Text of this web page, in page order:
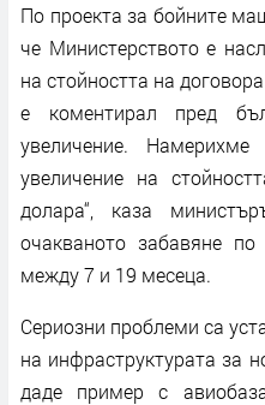
По проекта за бойните
че Министерството е
на стойността на
е коментирал пред
увеличение.
увеличение на
долара“, каза
очакваното забавяне
между 7 и 19 месеца.
Сериозни проблеми са
на инфраструктурата за
даде пример с